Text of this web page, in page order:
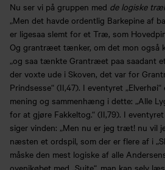
Nu ser vi på gruppen med de logiske
„Men det havde ordentlig Barkepine af
er ligesaa slemt for et Træ, som
Og grantræet tænker, om det mon også
„og saa tænkte Grantræet paa saadant
der voxte ude i Skoven, det var for
Prindsesse“ (II,47). I eventyret
mening og sammenhæng i dette: „Alle
for at gjøre Fakkeltog.“ (II,79). I
siger vinden: „Men nu er jeg træt! nu vil
næsten et ordspil, som der er flere af i
måske den mest logiske af alle